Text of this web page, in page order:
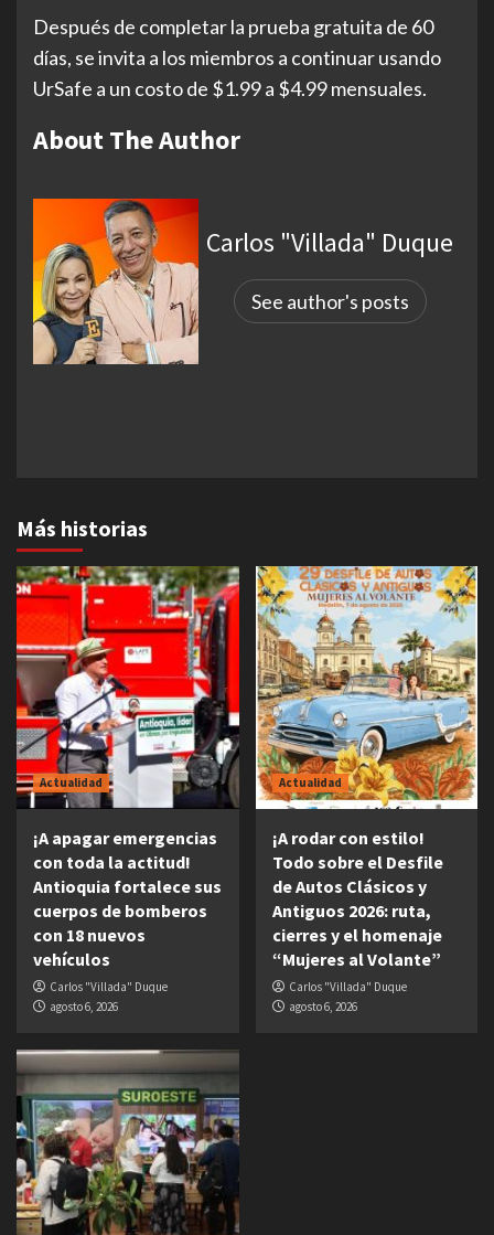
Después de completar la prueba gratuita de 60
días, se invita a los miembros a continuar usando
UrSafe a un costo de $1.99 a $4.99 mensuales.
About The Author
Carlos "Villada" Duque
See author's posts
Más historias
Actualidad
¡A apagar emergencias
con toda la actitud!
Antioquia fortalece sus
cuerpos de bomberos
con 18 nuevos
vehículos
Carlos "Villada" Duque
agosto 6, 2026
Actualidad
¡A rodar con estilo!
Todo sobre el Desfile
de Autos Clásicos y
Antiguos 2026: ruta,
cierres y el homenaje
“Mujeres al Volante”
Carlos "Villada" Duque
agosto 6, 2026